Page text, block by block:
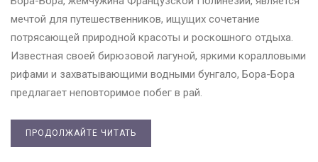
мечтой для путешественников, ищущих сочетание
потрясающей природной красоты и роскошного отдыха.
Известная своей бирюзовой лагуной, яркими коралловыми
рифами и захватывающими водными бунгало, Бора-Бора
предлагает неповторимое побег в рай.
ПРОДОЛЖАЙТЕ ЧИТАТЬ